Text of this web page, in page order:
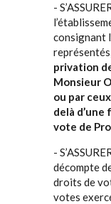
-
consignant
représentés
privation
Monsieur
ou par
delà
vote de
-
décompte
droits de
votes